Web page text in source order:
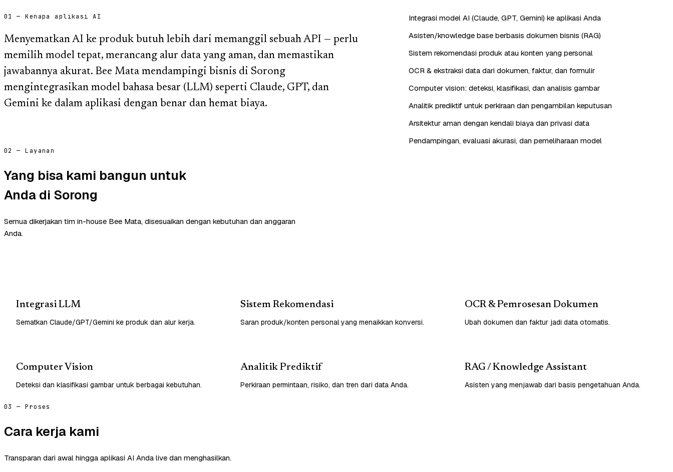
01 — Kenapa aplikasi AI
Menyematkan AI ke produk butuh lebih dari memanggil sebuah API — perlu
memilih model tepat, merancang alur data yang aman, dan memastikan
jawabannya akurat. Bee Mata mendampingi bisnis di Sorong
mengintegrasikan model bahasa besar (LLM) seperti Claude, GPT, dan
Gemini ke dalam aplikasi dengan benar dan hemat biaya.
Integrasi model AI (Claude, GPT, Gemini) ke aplikasi Anda
Asisten/knowledge base berbasis dokumen bisnis (RAG)
Sistem rekomendasi produk atau konten yang personal
OCR & ekstraksi data dari dokumen, faktur, dan formulir
Computer vision: deteksi, klasifikasi, dan analisis gambar
Analitik prediktif untuk perkiraan dan pengambilan keputusan
Arsitektur aman dengan kendali biaya dan privasi data
Pendampingan, evaluasi akurasi, dan pemeliharaan model
02 — Layanan
Yang bisa kami bangun untuk
Anda di Sorong
Semua dikerjakan tim in-house Bee Mata, disesuaikan dengan kebutuhan dan anggaran
Anda.
Integrasi LLM
Sematkan Claude/GPT/Gemini ke produk dan alur kerja.
Sistem Rekomendasi
Saran produk/konten personal yang menaikkan konversi.
OCR & Pemrosesan Dokumen
Ubah dokumen dan faktur jadi data otomatis.
Computer Vision
Deteksi dan klasifikasi gambar untuk berbagai kebutuhan.
Analitik Prediktif
Perkiraan permintaan, risiko, dan tren dari data Anda.
RAG / Knowledge Assistant
Asisten yang menjawab dari basis pengetahuan Anda.
03 — Proses
Cara kerja kami
Transparan dari awal hingga aplikasi AI Anda live dan menghasilkan.